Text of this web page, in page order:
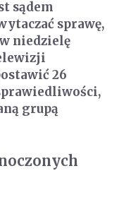
sądem
sprawę,
niedzielę
26
grupą